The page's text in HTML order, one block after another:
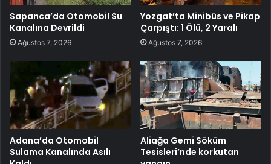
Sapanca’da Otomobil Su
Kanalına Devrildi
Ağustos 7, 2026
Yozgat’ta Minibüs ve Pikap
Çarpıştı: 1 Ölü, 2 Yaralı
Ağustos 7, 2026
Adana’da Otomobil
Sulama Kanalında Asılı
Aliağa Gemi Söküm
Tesisleri’nde korkutan